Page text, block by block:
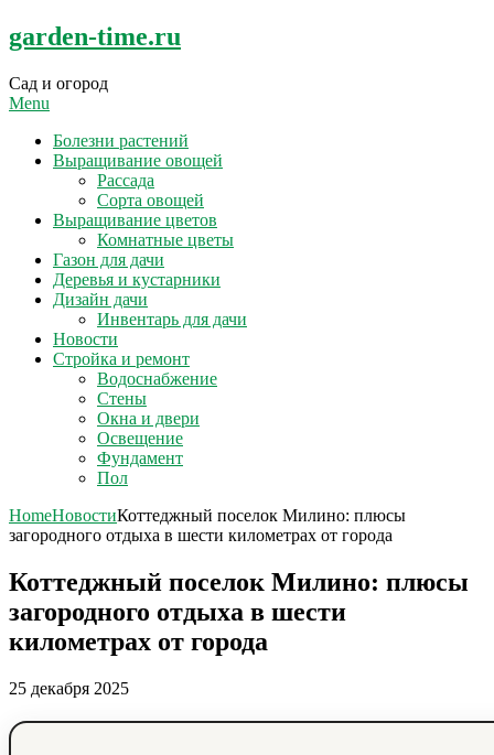
Skip
to
garden-time.ru
Сад и огород
Menu
Болезни растений
Выращивание овощей
Рассада
Сорта овощей
Выращивание цветов
Комнатные цветы
Газон для дачи
Деревья и кустарники
Дизайн дачи
Инвентарь для дачи
Новости
Стройка и ремонт
Водоснабжение
Стены
Окна и двери
Освещение
Фундамент
Пол
HomeНовостиКоттеджный поселок Милино: плюсы
загородного отдыха в шести километрах от города
Коттеджный поселок Милино: плюсы
загородного отдыха в шести
километрах от города
25 декабря 2025